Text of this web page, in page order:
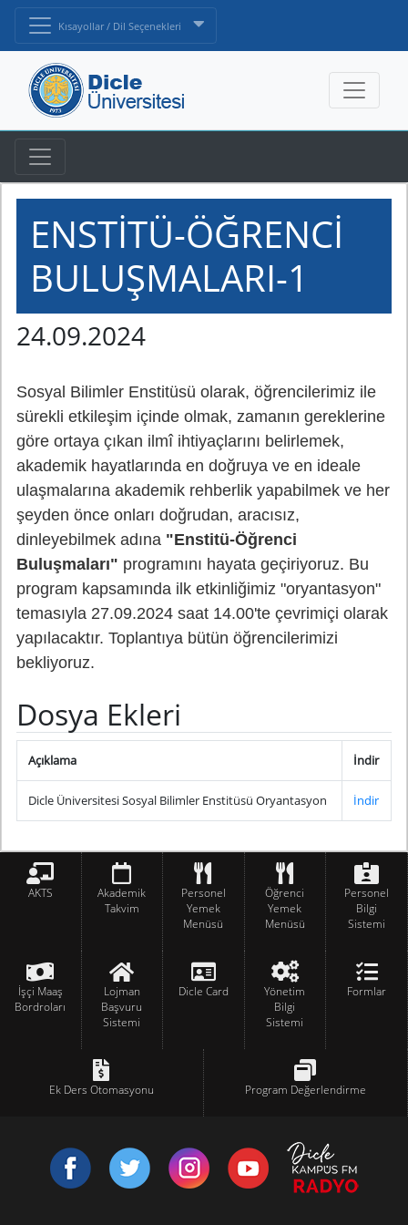
Kısayollar / Dil Seçenekleri
ENSTİTÜ-ÖĞRENCİ
BULUŞMALARI-1
24.09.2024
Sosyal Bilimler Enstitüsü olarak, öğrencilerimiz ile
sürekli etkileşim içinde olmak, zamanın gereklerine
göre ortaya çıkan ilmî ihtiyaçlarını belirlemek,
akademik hayatlarında en doğruya ve en ideale
ulaşmalarına akademik rehberlik yapabilmek ve her
şeyden önce onları doğrudan, aracısız,
dinleyebilmek adına "Enstitü-Öğrenci
Buluşmaları" programını hayata geçiriyoruz. Bu
program kapsamında ilk etkinliğimiz "oryantasyon"
temasıyla 27.09.2024 saat 14.00'te çevrimiçi olarak
yapılacaktır. Toplantıya bütün öğrencilerimizi
bekliyoruz.
Dosya Ekleri
Açıklama İndir
Dicle Üniversitesi Sosyal Bilimler Enstitüsü Oryantasyon İndir
AKTS
Akademik
Takvim
Personel
Yemek
Menüsü
Öğrenci
Yemek
Menüsü
Personel
Bilgi
Sistemi
İşçi Maaş
Bordroları
Lojman
Başvuru
Sistemi
Dicle Card
Yönetim
Bilgi
Sistemi
Formlar
Ek Ders Otomasyonu Program Değerlendirme